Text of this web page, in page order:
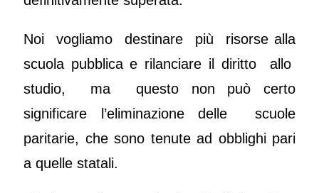
Noi vogliamo destinare più risorse alla
scuola pubblica e rilanciare il diritto allo
studio, ma questo non può certo
significare l’eliminazione delle scuole
paritarie, che sono tenute ad obblighi pari
a quelle statali.